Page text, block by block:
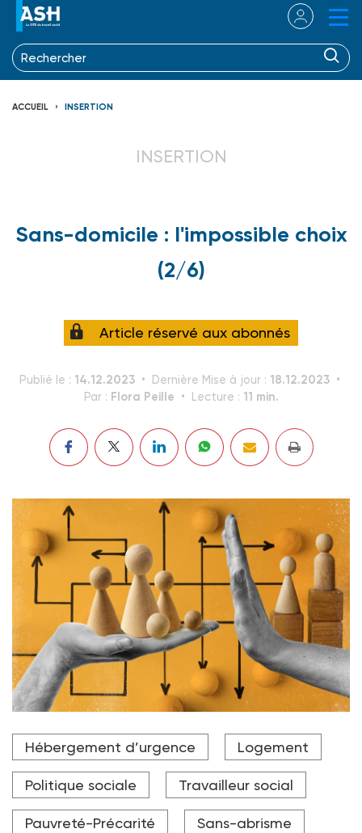
ACCUEIL INSERTION
INSERTION
Sans-domicile : l'impossible choix
(2/6)
Article réservé aux abonnés
Publié le : 14.12.2023 Dernière Mise à jour : 18.12.2023
Par : Flora Peille Lecture : 11 min.
Dans le secteur de l'hébergement, le manque de
solutions structurelles entrave l’accompagnement
responsabilités qui ne devraient pas leur appartenir.
Crédit photo Mélanie Kochert / ASH
Hébergement d’urgence Logement
Politique sociale Travailleur social
Pauvreté-Précarité Sans-abrisme